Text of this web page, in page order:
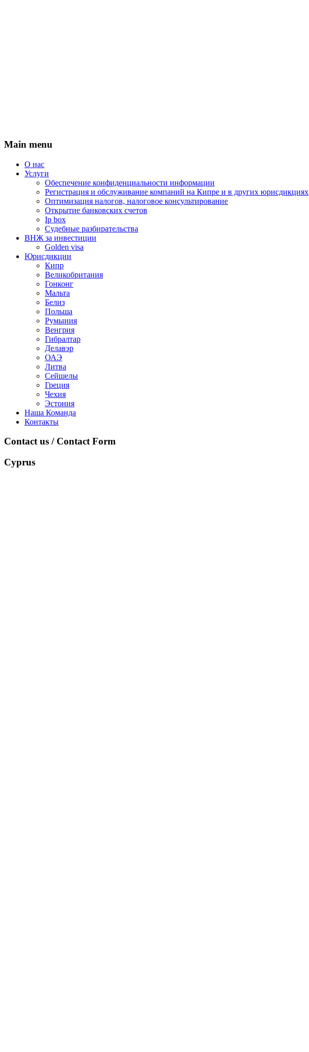
Main menu
О нас
Услуги
Обеспечение конфиденциальности информации
Регистрация и обслуживание компаний на Кипре и в других юрисдикциях
Оптимизация налогов, налоговое консультирование
Открытие банковских счетов
Ip box
Судебные разбирательства
ВНЖ за инвестиции
Golden visa
Юрисдикции
Кипр
Великобритания
Гонконг
Мальта
Белиз
Польша
Румыния
Венгрия
Гибралтар
Делавэр
ОАЭ
Литва
Сейшелы
Греция
Чехия
Эстония
Наша Команда
Контакты
Contact us / Contact Form
Cyprus